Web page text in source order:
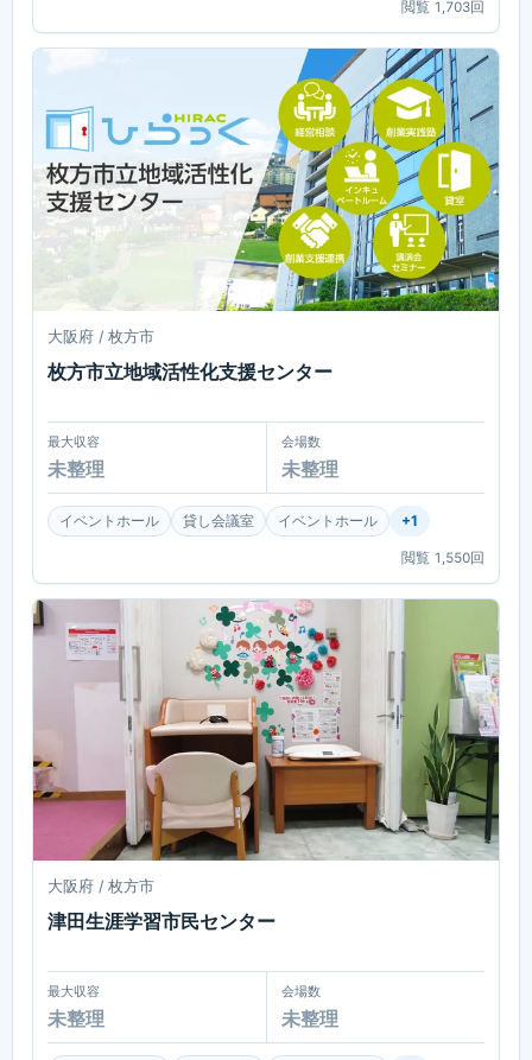
閲覧 1,703回
大阪府 / 枚方市
枚方市立地域活性化支援センター
最大収容
未整理
会場数
未整理
イベントホール 貸し会議室 イベントホール +1
閲覧 1,550回
大阪府 / 枚方市
津田生涯学習市民センター
最大収容
未整理
会場数
未整理